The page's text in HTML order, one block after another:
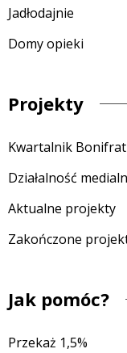
Jadłodajnie
Domy opieki
Projekty
Kwartalnik
Działalność
Aktualne projekty
Zakończone
Jak pomóc?
Przekaż 1,5%